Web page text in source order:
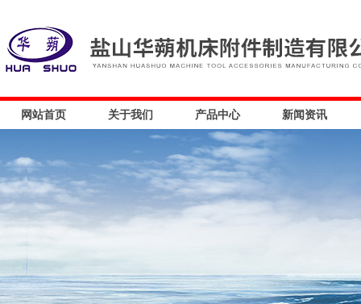
网站首页 关于我们 产品中心 新闻资讯